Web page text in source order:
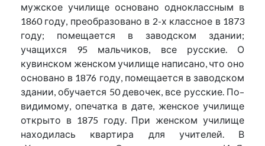
мужское училище основано одноклассным в
1860 году, преобразовано в 2-х классное в 1873
году; помещается в заводском здании;
учащихся 95 мальчиков, все русские. О
кувинском женском училище написано, что оно
основано в 1876 году, помещается в заводском
здании, обучается 50 девочек, все русские. По–
видимому, опечатка в дате, женское училище
открыто в 1875 году. При женском училище
находилась квартира для учителей. В